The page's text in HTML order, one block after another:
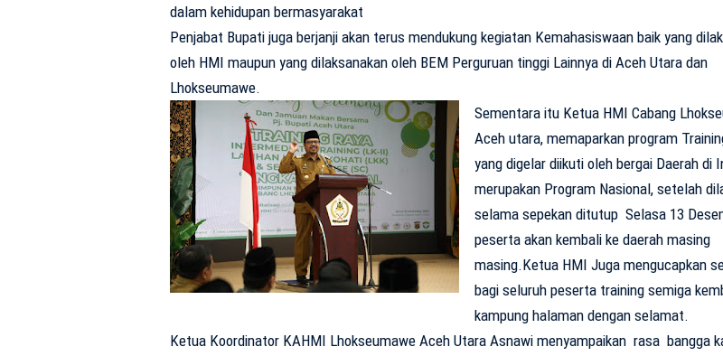
dalam kehidupan bermasyarakat
Penjabat Bupati juga berjanji akan terus mendukung kegiatan Kemahasiswaan baik yang
oleh HMI maupun yang dilaksanakan oleh BEM Perguruan tinggi Lainnya di Aceh Utara dan
Lhokseumawe.
Sementara itu Ketua HMI Cabang
Aceh utara, memaparkan program
yang digelar diikuti oleh bergai Daerah di
merupakan Program Nasional, setelah
selama sepekan ditutup Selasa 13
peserta akan kembali ke daerah masing
masing.Ketua HMI Juga mengucapkan
bagi seluruh peserta training semiga
kampung halaman dengan selamat.
Ketua Koordinator KAHMI Lhokseumawe Aceh Utara Asnawi menyampaikan rasa bangga